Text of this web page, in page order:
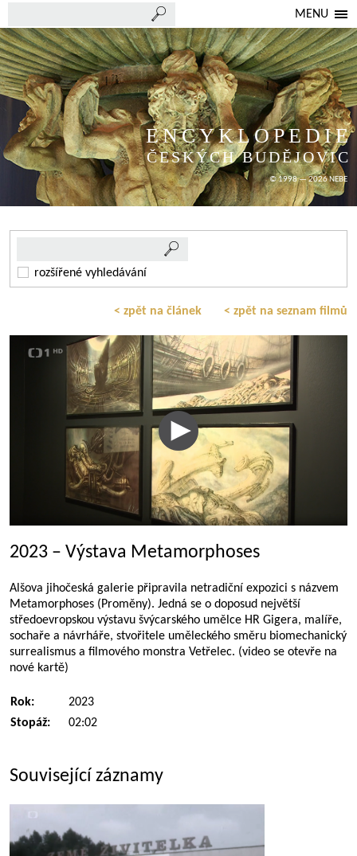
MENU
ENCYKLOPEDIE
ČESKÝCH BUDĚJOVIC
© 1998 — 2026 NEBE
rozšířené vyhledávání
< zpět na článek < zpět na seznam filmů
2023 – Výstava Metamorphoses
Alšova jihočeská galerie připravila netradiční expozici s názvem
Metamorphoses (Proměny). Jedná se o doposud největší
středoevropskou výstavu švýcarského umělce HR Gigera, malíře,
sochaře a návrháře, stvořitele uměleckého směru biomechanický
surrealismus a filmového monstra Vetřelec. (video se otevře na
nové kartě)
Rok:
2023
Stopáž:
02:02
Související záznamy